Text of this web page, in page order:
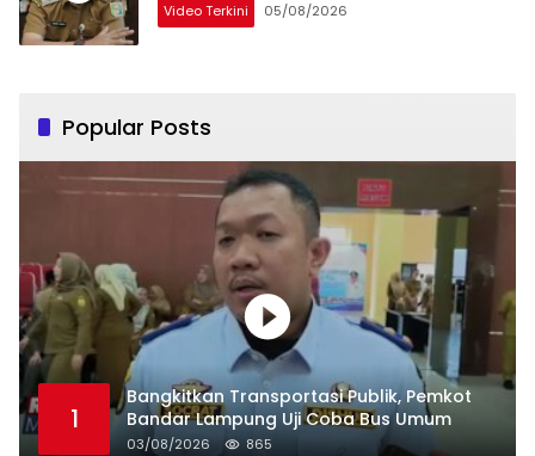
Video Terkini 05/08/2026
Popular Posts
1
Bangkitkan Transportasi Publik, Pemkot
Bandar Lampung Uji Coba Bus Umum
03/08/2026 865